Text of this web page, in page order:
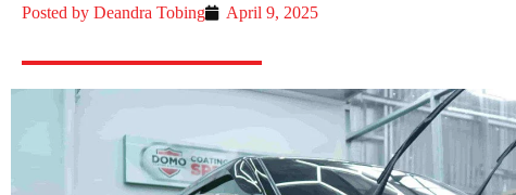
Posted by Deandra Tobing April 9, 2025